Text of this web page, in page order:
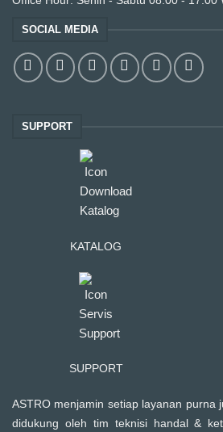
SOCIAL MEDIA
SUPPORT
KATALOG
SUPPORT
ASTRO menjamin setiap layanan purna
didukung oleh tim teknisi handal &